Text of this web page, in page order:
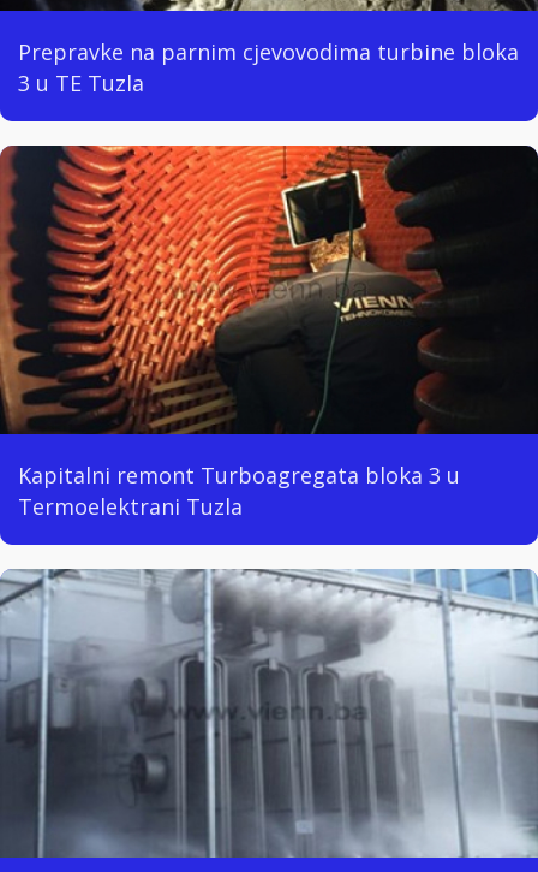
Prepravke na parnim cjevovodima turbine bloka
3 u TE Tuzla
Kapitalni remont Turboagregata bloka 3 u
Termoelektrani Tuzla